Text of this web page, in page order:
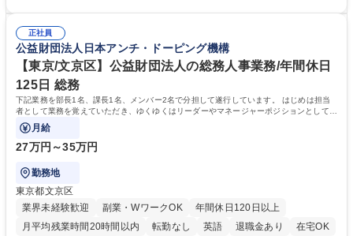
務人事】経験者歓迎！/阪急阪神HDグループ/年休124日
囲のメンバーと協調しつつ主体性を持って能動的に業務を推進できる方 学
歴・資格 学歴：大学院 大学 高専 短大 専修学校 高校 語学力： 資格：
正社員
公益財団法人日本アンチ・ドーピング機構
【東京/文京区】公益財団法人の総務人事業務/年間休日
125日 総務
下記業務を部長1名、課長1名、メンバー2名で分担して遂行しています。 はじめは担当
者として業務を覚えていただき、ゆくゆくはリーダーやマネージャーポジションとして活
躍いただくことを期待しています。
月給
27万円～35万円
勤務地
東京都文京区
業界未経験歓迎
副業・WワークOK
年間休日120日以上
月平均残業時間20時間以内
転勤なし 英語 退職金あり
在宅OK